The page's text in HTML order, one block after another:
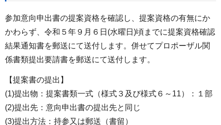
参加意向申出書の提案資格を確認し、提案資格の有無にか
かわらず、令和５年９月６日(水曜日)頃までに提案資格確認
結果通知書を郵送にて送付します。併せてプロポーザル関
係書類提出要請書を郵送にて送付します。
【提案書の提出】
(1)提出物：提案書類一式（様式３及び様式６～11）：１部
(2)提出先：意向申出書の提出先と同じ
(3)提出方法：持参又は郵送（書留）